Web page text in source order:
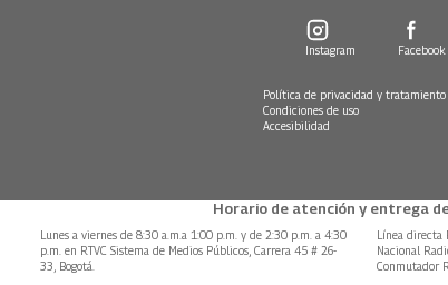
Instagram Facebook
Política de privacidad y tratamiento
Condiciones de uso
Accesibilidad
Horario de atención y entrega
Lunes a viernes de 8:30 a.m.a 1:00 p.m. y de 2:30 p.m. a 4:30
p.m. en RTVC Sistema de Medios Públicos, Carrera 45 # 26-
33, Bogotá.
Línea directa
Nacional
Conmutador